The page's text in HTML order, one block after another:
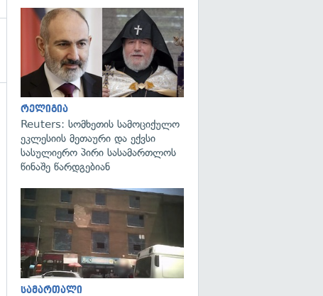
რელიგია
Reuters: სომხეთის სამოციქულო
ეკლესიის მეთაური და ექვსი
სასულიერო პირი სასამართლოს
წინაშე წარდგებიან
სამართალი